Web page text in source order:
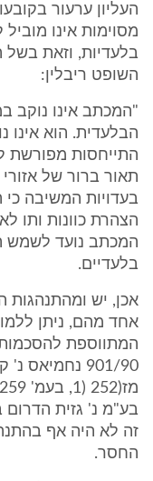
העליון ערעור
מסוימות אינו
בלעדיות, וזאת בשל
השופט ריבלין:
"המכתב אינו נוקב
הבלעדית. הוא אינו
התייחסות מפורשת
תאור ברור של
בעדויות המשיבה
הצהרת כוונות ותו
המכתב נועד לשמש
בלעדיים.
אכן, יש ומהתנהגות
אחד מהם, ניתן
המתווספת
901/90
בע"מ נ' גזית
זה לא היה אף
החסר.